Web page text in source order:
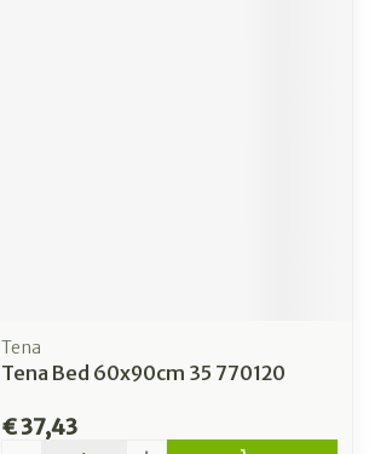
Tena
Tena Bed 60x90cm 35 770120
€ 37,43